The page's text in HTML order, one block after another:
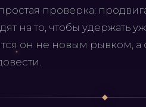
проверка:
на то, чтобы
он не новым рывком,